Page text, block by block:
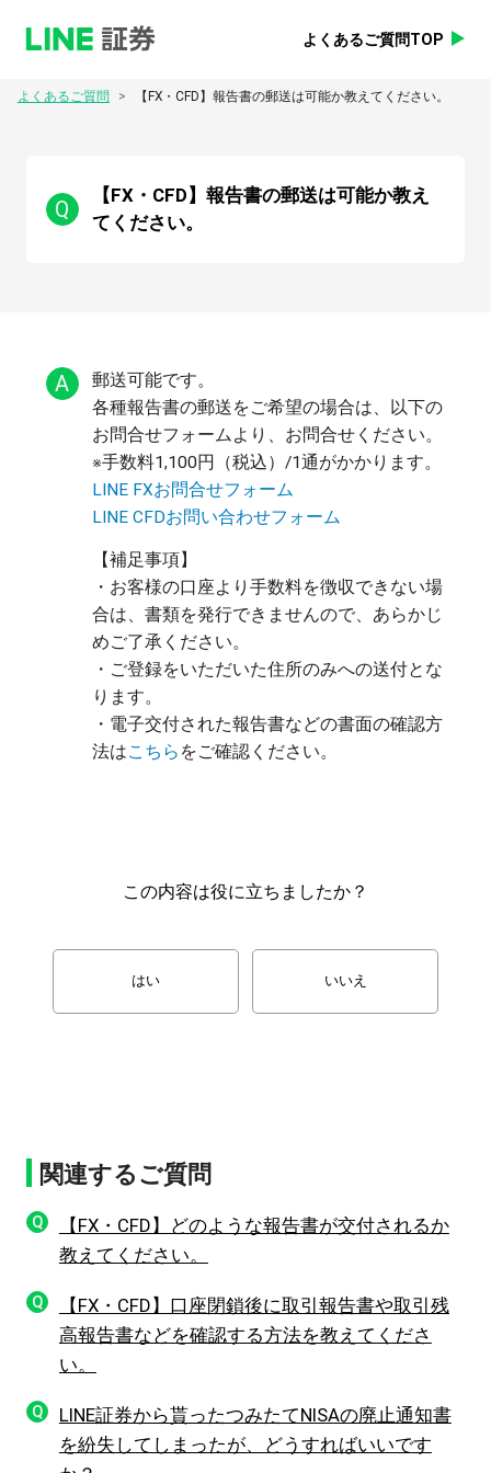
よくあるご質問TOP
よくあるご質問 > 【FX・CFD】報告書の郵送は可能か教えてください。
Q
【FX・CFD】報告書の郵送は可能か教え
てください。
A
郵送可能です。
各種報告書の郵送をご希望の場合は、以下の
お問合せフォームより、お問合せください。
※手数料1,100円（税込）/1通がかかります。
LINE FXお問合せフォーム
LINE CFDお問い合わせフォーム
【補足事項】
・お客様の口座より手数料を徴収できない場
合は、書類を発行できませんので、あらかじ
めご了承ください。
・ご登録をいただいた住所のみへの送付とな
ります。
・電子交付された報告書などの書面の確認方
法はこちら をご確認ください。
この内容は役に立ちましたか？
はい いいえ
関連するご質問
Q
【FX・CFD】どのような報告書が交付されるか
教えてください。
Q
【FX・CFD】口座閉鎖後に取引報告書や取引残
高報告書などを確認する方法を教えてくださ
い。
Q
LINE証券から貰ったつみたてNISAの廃止通知書
を紛失してしまったが、どうすればいいです